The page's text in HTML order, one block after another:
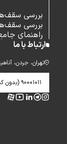
بررسی
بررسی
راهنمای
ارتباط با ما
تهران، جردن،
۹۰۰۰۱۰۱۱ (بدون کد)